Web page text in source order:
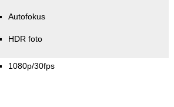
Autofokus
HDR foto
1080p/30fps